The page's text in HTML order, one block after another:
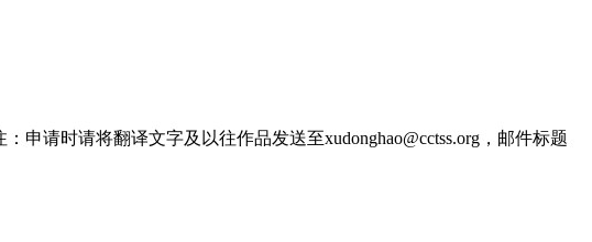
申请时请将翻译文字及以往作品发送至xudonghao@cctss.org，邮件标题